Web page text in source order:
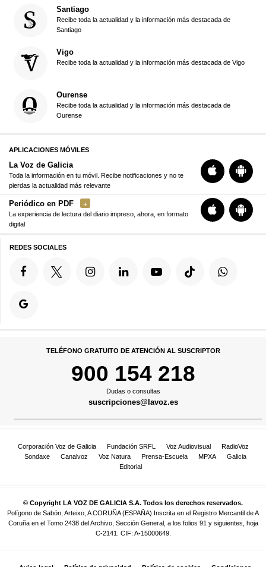
Santiago
Recibe toda la actualidad y la información más destacada de
Santiago
Vigo
Recibe toda la actualidad y la información más destacada de Vigo
Ourense
Recibe toda la actualidad y la información más destacada de
Ourense
APLICACIONES MÓVILES
La Voz de Galicia
Toda la información en tu móvil. Recibe notificaciones y no te
pierdas la actualidad más relevante
Periódico en PDF
La experiencia de lectura del diario impreso, ahora, en formato
digital
REDES SOCIALES
TELÉFONO GRATUITO DE ATENCIÓN AL SUSCRIPTOR
900 154 218
Dudas o consultas
suscripciones@lavoz.es
Corporación Voz de Galicia Fundación SRFL Voz Audiovisual
RadioVoz
Sondaxe
Canalvoz Voz Natura Prensa-Escuela MPXA
Galicia
Editorial
© Copyright LA VOZ DE GALICIA S.A. Todos los derechos reservados.
Polígono de Sabón, Arteixo, A CORUÑA (ESPAÑA) Inscrita en el Registro Mercantil de A
Coruña en el Tomo 2438 del Archivo, Sección General, a los folios 91 y siguientes, hoja
C-2141. CIF: A-15000649.